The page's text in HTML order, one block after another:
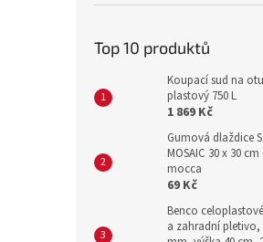
Top 10 produktů
Koupací sud na
plastový 750 L
1 869 Kč
Gumová dlaždice
MOSAIC 30 x 30
mocca
69 Kč
Benco
a zahradní pletivo,